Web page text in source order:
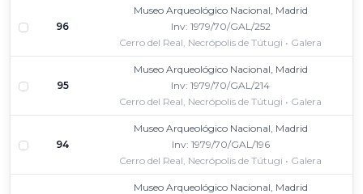
96
Museo Arqueológico Nacional, Madrid
Inv: 1979/70/GAL/252
Cerro del Real, Necrópolis de Tútugi • Galera
95
Museo Arqueológico Nacional, Madrid
Inv: 1979/70/GAL/214
Cerro del Real, Necrópolis de Tútugi • Galera
94
Museo Arqueológico Nacional, Madrid
Inv: 1979/70/GAL/196
Cerro del Real, Necrópolis de Tútugi • Galera
Museo Arqueológico Nacional, Madrid